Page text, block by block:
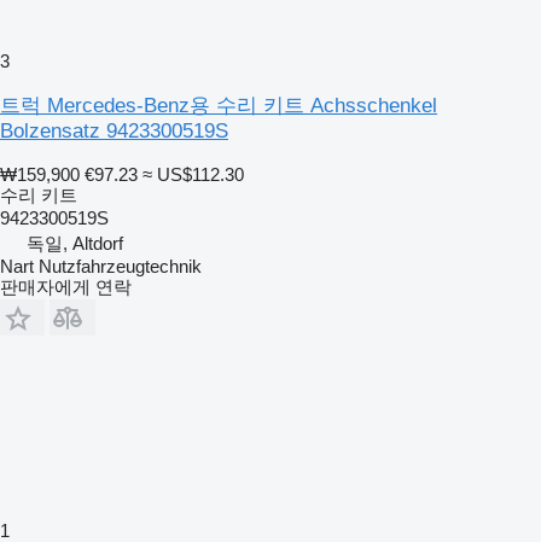
3
트럭 Mercedes-Benz용 수리 키트 Achsschenkel
Bolzensatz 9423300519S
₩159,900 €97.23 ≈ US$112.30
수리 키트
9423300519S
독일, Altdorf
Nart Nutzfahrzeugtechnik
판매자에게 연락
1